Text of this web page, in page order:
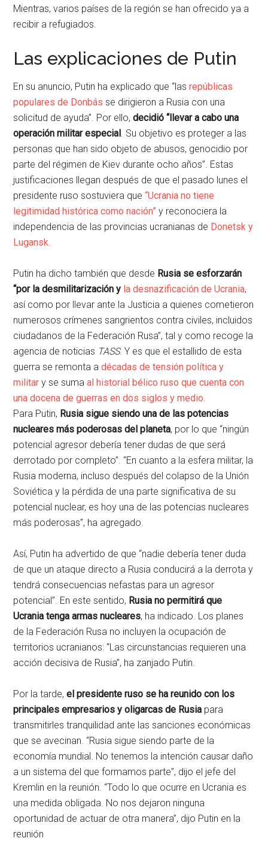
Mientras, varios países de la región se han ofrecido ya a
recibir a refugiados.
Las explicaciones de Putin
En su anuncio, Putin ha explicado que “lasrepúblicas
populares de Donbás se dirigieron a Rusia con una
solicitud de ayuda”. Por ello,decidió “llevar a cabo una
operación militar especial . Su objetivo es proteger a las
personas que han sido objeto de abusos, genocidio por
parte del régimen de Kiev durante ocho años”. Estas
justificaciones llegan después de que el pasado lunes el
presidente ruso sostuviera que“Ucrania no tiene
legitimidad histórica como nación” y reconociera la
independencia de las provincias ucranianas de Donetsk y
Lugansk.
Putin ha dicho también que desde Rusia se esforzarán
“por la desmilitarización y la desnazificación de Ucrania,
así como por llevar ante la Justicia a quienes cometieron
numerosos crímenes sangrientos contra civiles, incluidos
ciudadanos de la Federación Rusa”, tal y como recoge la
agencia de noticias TASS. Y es que el estallido de esta
guerra se remonta adécadas de tensión política y
militar y se sumaal historial bélico ruso que cuenta con
una docena de guerras en dos siglos y medio.
Para Putin, Rusia sigue siendo una de las potencias
nucleares más poderosas del planeta, por lo que “ningún
potencial agresor debería tener dudas de que será
derrotado por completo”. “En cuanto a la esfera militar, la
Rusia moderna, incluso después del colapso de la Unión
Soviética y la pérdida de una parte significativa de su
potencial nuclear, es hoy una de las potencias nucleares
más poderosas”, ha agregado.
Así, Putin ha advertido de que “nadie debería tener duda
de que un ataque directo a Rusia conducirá a la derrota y
tendrá consecuencias nefastas para un agresor
potencial”. En este sentido, Rusia no permitirá que
Ucrania tenga armas nucleares, ha indicado. Los planes
de la Federación Rusa no incluyen la ocupación de
territorios ucranianos: “Las circunstancias requieren una
acción decisiva de Rusia”, ha zanjado Putin.
Por la tarde,el presidente ruso se ha reunido con los
principales empresarios y oligarcas de Rusia para
transmitirles tranquilidad ante las sanciones económicas
que se avecinan. “Rusia sigue siendo parte de la
economía mundial. No tenemos la intención causar daño
a un sistema del que formamos parte”, dijo el jefe del
Kremlin en la reunión. “Todo lo que ocurre en Ucrania es
una medida obligada. No nos dejaron ninguna
oportunidad de actuar de otra manera”, dijo Putin en la
reunión